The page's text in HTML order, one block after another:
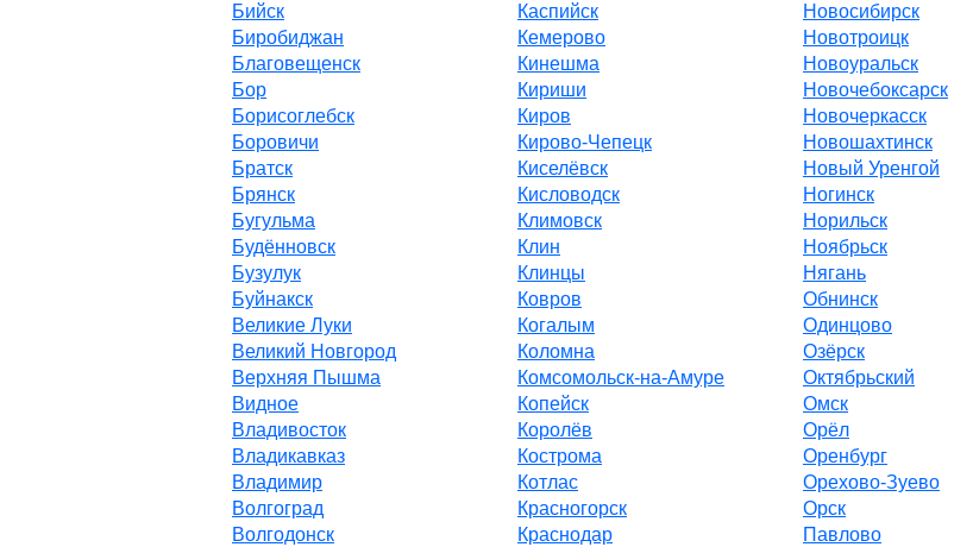
Бийск
Биробиджан
Благовещенск
Бор
Борисоглебск
Боровичи
Братск
Брянск
Бугульма
Будённовск
Бузулук
Буйнакск
Великие Луки
Великий Новгород
Верхняя Пышма
Видное
Владивосток
Владикавказ
Владимир
Волгоград
Волгодонск
Каспийск
Кемерово
Кинешма
Кириши
Киров
Кирово-Чепецк
Киселёвск
Кисловодск
Климовск
Клин
Клинцы
Ковров
Когалым
Коломна
Комсомольск-на-Амуре
Копейск
Королёв
Кострома
Котлас
Красногорск
Краснодар
Новосибирск
Новотроицк
Новоуральск
Новочебоксарск
Новочеркасск
Новошахтинск
Новый Уренгой
Ногинск
Норильск
Ноябрьск
Нягань
Обнинск
Одинцово
Озёрск
Октябрьский
Омск
Орёл
Оренбург
Орехово-Зуево
Орск
Павлово